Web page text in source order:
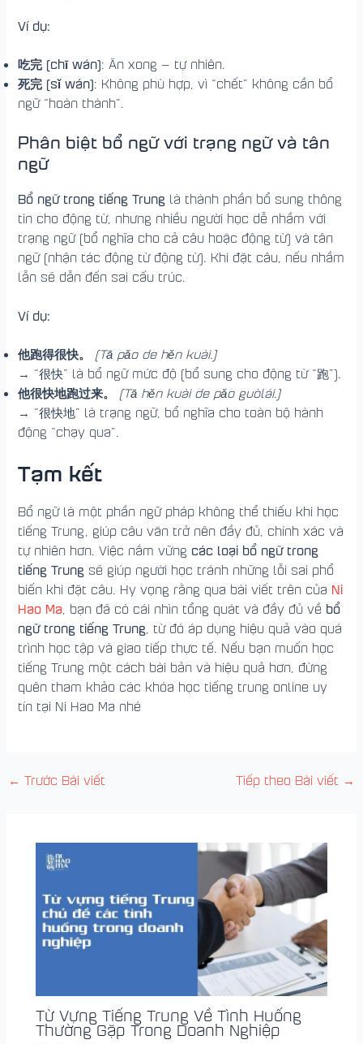
Ví dụ:
吃完 (chī wán): Ăn xong — tự nhiên.
死完 (sǐ wán): Không phù hợp, vì “chết” không cần bổ
ngữ “hoàn thành”.
Phân biệt bổ ngữ với trạng ngữ và tân
ngữ
Bổ ngữ trong tiếng Trung là thành phần bổ sung thông
tin cho động từ, nhưng nhiều người học dễ nhầm với
trạng ngữ (bổ nghĩa cho cả câu hoặc động từ) và tân
ngữ (nhận tác động từ động từ). Khi đặt câu, nếu nhầm
lẫn sẽ dẫn đến sai cấu trúc.
Ví dụ:
他跑得很快。
(Tā pǎo de hěn kuài.)
→ “很快” là bổ ngữ mức độ (bổ sung cho động từ “跑”).
他很快地跑过来。
(Tā hěn kuài de pǎo guòlái.)
→ “很快地” là trạng ngữ, bổ nghĩa cho toàn bộ hành
động “chạy qua”.
Tạm kết
Bổ ngữ là một phần ngữ pháp không thể thiếu khi học
tiếng Trung, giúp câu văn trở nên đầy đủ, chính xác và
tự nhiên hơn. Việc nắm vững các loại bổ ngữ trong
tiếng Trung sẽ giúp người học tránh những lỗi sai phổ
biến khi đặt câu. Hy vọng rằng qua bài viết trên của Ni
Hao Ma , bạn đã có cái nhìn tổng quát và đầy đủ về bổ
ngữ trong tiếng Trung , từ đó áp dụng hiệu quả vào quá
trình học tập và giao tiếp thực tế. Nếu bạn muốn học
tiếng Trung một cách bài bản và hiệu quả hơn, đừng
quên tham khảo các khóa học tiếng trung online uy
tín tại Ni Hao Ma nhé
← Trước Bài viết Tiếp theo Bài viết →
Từ Vựng Tiếng Trung Về Tình Huống
Thường Gặp Trong Doanh Nghiệp